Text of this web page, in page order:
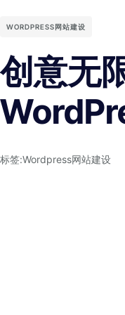
WORDPRESS网站建设
创意无
标签:Wordpress网站建设